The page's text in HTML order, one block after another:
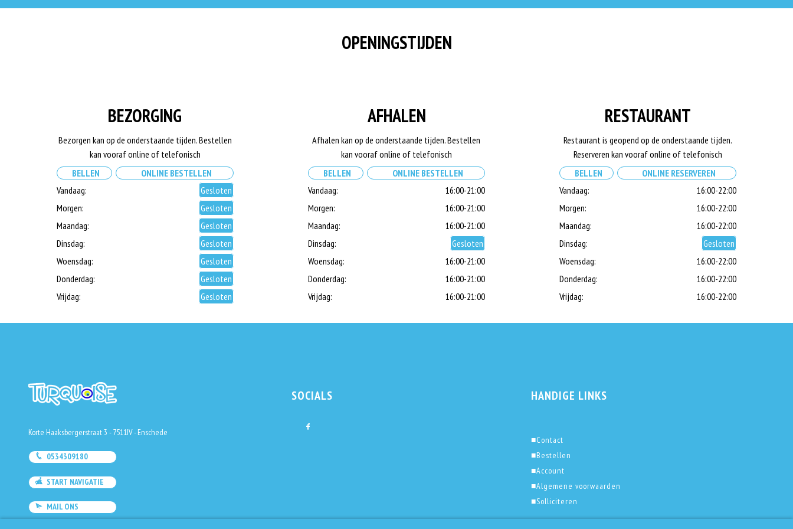
OPENINGSTIJDEN
BEZORGING
Bezorgen kan op de onderstaande tijden. Bestellen
kan vooraf online of telefonisch
BELLEN
ONLINE BESTELLEN
Vandaag:
Gesloten
Morgen:
Gesloten
Maandag:
Gesloten
Dinsdag:
Gesloten
Woensdag:
Gesloten
Donderdag:
Gesloten
Vrijdag:
Gesloten
AFHALEN
Afhalen kan op de onderstaande tijden. Bestellen
kan vooraf online of telefonisch
BELLEN
ONLINE BESTELLEN
Vandaag:
16:00-21:00
Morgen:
16:00-21:00
Maandag:
16:00-21:00
Dinsdag:
Gesloten
Woensdag:
16:00-21:00
Donderdag:
16:00-21:00
Vrijdag:
16:00-21:00
RESTAURANT
Restaurant is geopend op de onderstaande tijden.
Reserveren kan vooraf online of telefonisch
BELLEN
ONLINE RESERVEREN
Vandaag:
16:00-22:00
Morgen:
16:00-22:00
Maandag:
16:00-22:00
Dinsdag:
Gesloten
Woensdag:
16:00-22:00
Donderdag:
16:00-22:00
Vrijdag:
16:00-22:00
Korte Haaksbergerstraat 3 - 7511JV - Enschede
0534309180
START NAVIGATIE
MAIL ONS
SOCIALS HANDIGE LINKS
■Contact
■Bestellen
■Account
■Algemene voorwaarden
■Solliciteren